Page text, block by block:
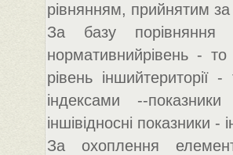
рівнянням, прийнятим
За базу
нормативнийрівень -
рівень іншийтериторії
індексами --
іншівідносні показники -
За охоплення